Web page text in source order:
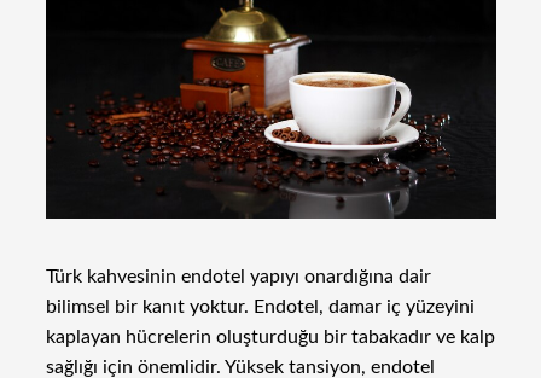
Türk kahvesinin endotel yapıyı onardığına dair
bilimsel bir kanıt yoktur. Endotel, damar iç yüzeyini
kaplayan hücrelerin oluşturduğu bir tabakadır ve kalp
sağlığı için önemlidir. Yüksek tansiyon, endotel